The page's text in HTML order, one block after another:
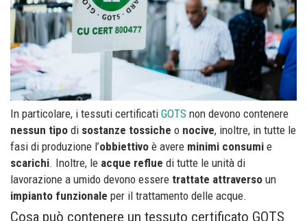
In particolare, i tessuti certificati GOTS non devono contenere
nessun tipo di sostanze tossiche o nocive, inoltre, in tutte le
fasi di produzione l’obbiettivo è avere minimi consumi e
scarichi. Inoltre, le acque reflue di tutte le unità di
lavorazione a umido devono essere trattate attraverso un
impianto funzionale per il trattamento delle acque.
Cosa può contenere un tessuto certificato GOTS